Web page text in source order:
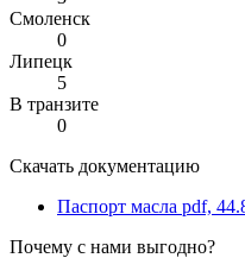
Смоленск
0
Липецк
5
В транзите
0
Скачать документацию
Паспорт масла pdf,
Почему с нами выгодно?